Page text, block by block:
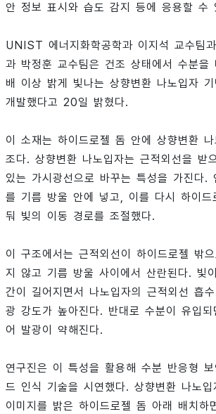
안 정보 표시와 습도 감지 등에 응용할 수
UNIST 에너지화학공학과 이지석 교수팀
과 박정훈 교수팀은 건조 상태에서 수분을
배 이상 밝게 빛나는 상향변환 나노입자
개발했다고 20일 밝혔다.
이 소재는 하이드로젤 돔 안에 상향변환
조다. 상향변환 나노입자는 근적외선을 받
있는 가시광선으로 바꾸는 특성을 가진다.
를 기름 방울 안에 넣고, 이를 다시 하이드
둬 빛의 이동 경로를 조절했다.
이 구조에서는 근적외선이 하이드로젤 밖
지 않고 기름 방울 사이에서 산란된다. 빛
간이 길어지면서 나노입자의 근적외선 흡
광 강도가 높아진다. 반대로 수분이 유입
어 발광이 약해진다.
연구진은 이 특성을 활용해 수분 반응형
드 인식 기술을 시연했다. 상향변환 나노
이미지를 밝은 하이드로젤 돔 아래 배치하